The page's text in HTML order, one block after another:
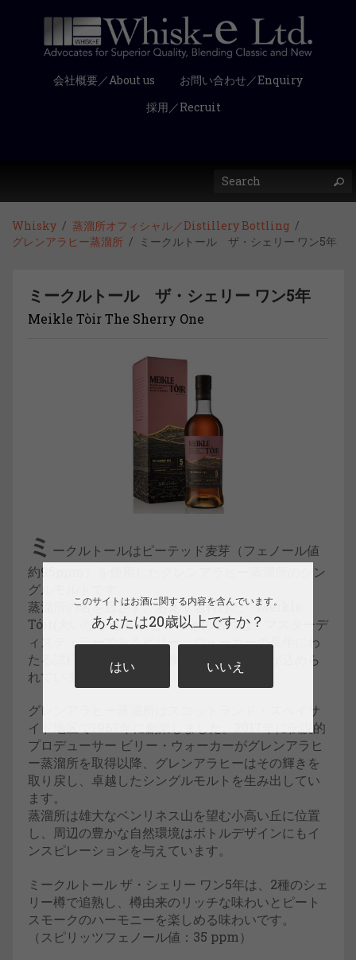
会社概要／About us
お問い合わせ／Enquiry
採用／Recruit
Whisky
蒸溜所オフィシャル／Distillery Bottling
グレンアラヒー蒸溜所
ミークルトール ザ・シェリー ワン5年
ミークルトール ザ・シェリー ワン5年
Meikle Tòir The Sherry One
ミ ークルトールはピーテッド麦芽（フェノール値
約95ppm）を使用したグレンアラヒー蒸溜所のシン
グルモルトです。
蒸溜所の名を冠さず、あえて名付けた「Meikle
Tóir(大いなる追求)」というその名には、マスターデ
ィスティラーであるビリー・ウォーカーの長年にわ
たる試行錯誤と飽くなき探求、そして情熱が込めら
れています。
グレンアラヒー蒸溜所はスコットランド・スペイサ
イド地区で1967年に創業しました。2017年に伝説的
プロデューサー ビリー・ウォーカーがグレンアラヒ
ー蒸溜所を取得以降、グレンアラヒーはその輝きを
取り戻し、卓越したシングルモルトを生み出してい
ます。
蒸溜所は雄大なベンリネス山を望む小高い丘に位置
し、周辺の豊かな自然環境はボトルデザインにもイ
ンスピレーションを与えています。
ミークルトール ザ・シェリー ワン5年は、2種のシェ
リー樽で追熟し、樽由来のリッチな味わいとピート
スモークのハーモニーを楽しめる味わいです。
（スピリッツフェノール値：35 ppm）
このサイトはお酒に関する内容を含んでいます。
あなたは20歳以上ですか？
はい いいえ